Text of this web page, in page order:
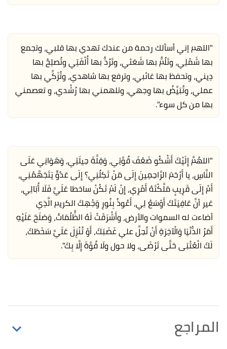
"اللهم إني أسألك رحمة من عندك تهدي بها قلبي، وتجمع
بها شَمْلِي، وتَلُمُّ بها شَعَثي، وتَرُدُّ بها أُلْفَتِي وتُصلِحُ بها
دِيني، وتحفظ بها غائبي، وترفع بها شاهدي، وتُزَكِّي بها
عملي، وتُبَيِّضُ بها وجهي، وتلهمني بها رُشْدي، و تعصمني
بها من كل سوء".
"اللهُمَّ إِلَيْكَ أَشْكُو ضَعْفَ قُوَّتِي، وَقِلَّةَ حِيلَتِي، وَهَوَانِي عَلَى
النَّاسِ، يا أَرْحَمَ الرَّاحِمِينَ إِلَى مَنْ تَكِلُنِي؟ إِلَى عَدُوٍّ يَتَجَهَّمُنِي،
أَمْ إِلَى قَرِيبٍ مَلَّكْتَهُ أَمْرِي، إِنْ لَمْ تَكُنْ ساخطا عَلَيَّ فَلَا أُبَالِي،
غير أنَّ عَافِيَتَكَ أَوْسَعُ لِي، أَعُوذُ بِنُورِ وَجْهِكَ الكريم الَّذِي
أضاءت له السموات والأرض، وأَشْرَقَتْ لَهُ الظُّلُمَاتُ، وَصَلَحَ عَلَيْهِ
أَمَرُ الدُّنْيَا وَالْآخِرَةِ أَنْ تُحِلَّ علي غَضَبَكَ، أَوْ تُنْزِلَ عَلَيَّ سَخَطَكَ،
لَكَ الْعُتْبَى حَتَّى تَرْضَى، ولا حول ولَا قُوَّةَ إِلَّا بِكَ".
المراجع